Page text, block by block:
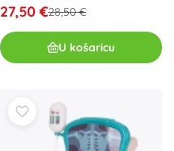
27,50 €28,50 €
U košaricu